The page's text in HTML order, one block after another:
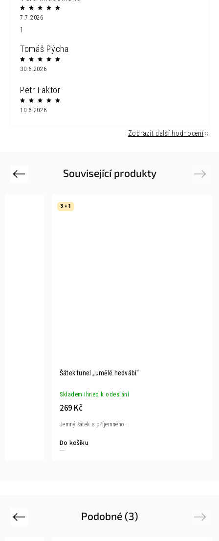
7.7.2026
1
Tomáš Pýcha
30.6.2026
Petr Faktor
10.6.2026
Zobrazit další hodnocení
Související produkty
Previous
3 + 1
Šátek tunel „umělé hedvábí“
Skladem ihned k odeslání
269 Kč
Do košíku
Jemný šátek s příjemného...
Next
Podobné (3)
Previous Next